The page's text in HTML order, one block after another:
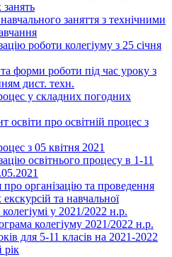
заняття з технічними
роботи колегіуму з 25 січня
форми роботи під час уроку з
дист. техн.
у складних погодних
освіти про освітній процес з
з 05 квітня 2021
освітнього процесу в 1-11
організацію та проведення
та навчальної
у 2021/2022 н.р.
колегіуму 2021/2022 н.р.
для 5-11 класів на 2021-2022
рік